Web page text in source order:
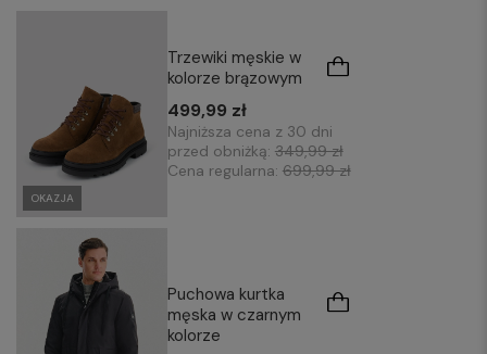
OKAZJA
Trzewiki męskie w
kolorze brązowym
499,99 zł
Najniższa cena z 30 dni
przed obniżką: 349,99 zł
Cena regularna: 699,99 zł
Puchowa kurtka
męska w czarnym
kolorze